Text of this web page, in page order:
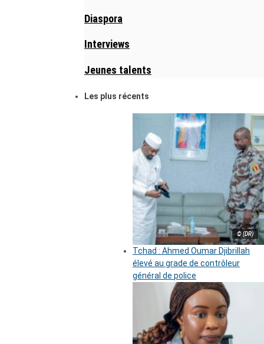
Diaspora
Interviews
Jeunes talents
Les plus récents
© (DR)
Tchad : Ahmed Oumar Djibrillah
élevé au grade de contrôleur
général de police